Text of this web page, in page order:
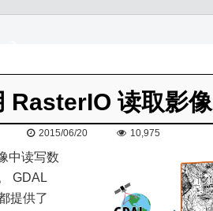
RasterIO 读取影像
2015/06/20 10,975
中读写数
GDAL
提供了